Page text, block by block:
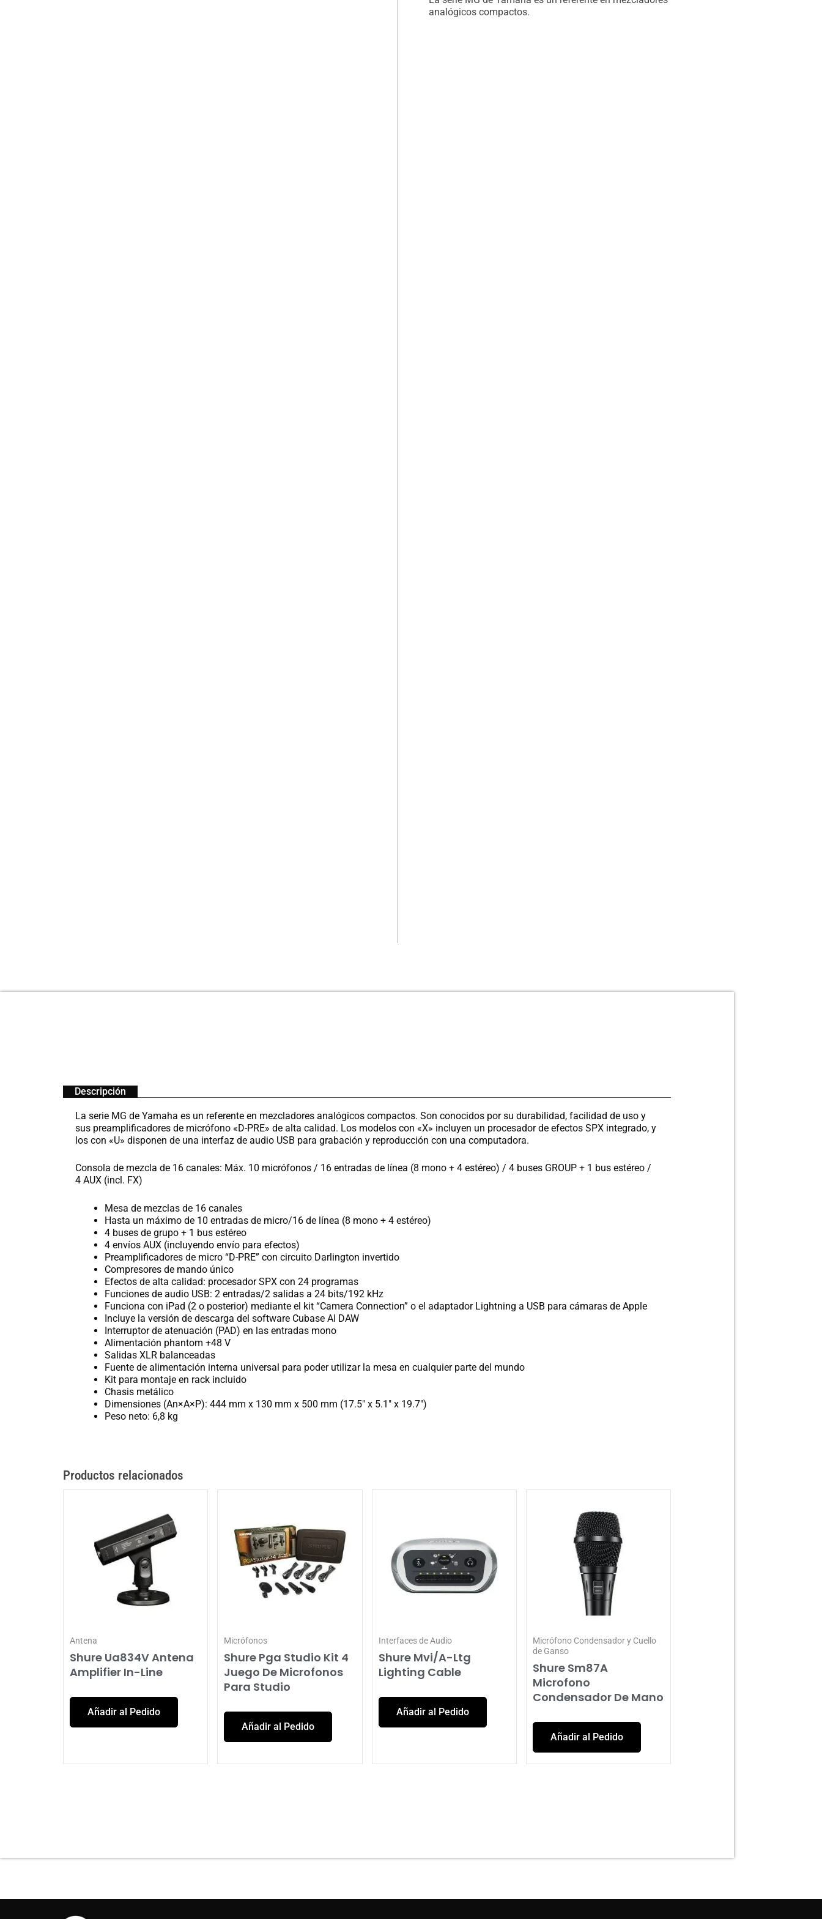
analógicos compactos.
Descripción
La serie MG de Yamaha es un referente en mezcladores analógicos compactos. Son conocidos por su durabilidad, facilidad de uso y
sus preamplificadores de micrófono «D-PRE» de alta calidad. Los modelos con «X» incluyen un procesador de efectos SPX integrado, y
los con «U» disponen de una interfaz de audio USB para grabación y reproducción con una computadora.
Consola de mezcla de 16 canales: Máx. 10 micrófonos / 16 entradas de línea (8 mono + 4 estéreo) / 4 buses GROUP + 1 bus estéreo /
4 AUX (incl. FX)
Mesa de mezclas de 16 canales
Hasta un máximo de 10 entradas de micro/16 de línea (8 mono + 4 estéreo)
4 buses de grupo + 1 bus estéreo
4 envíos AUX (incluyendo envío para efectos)
Preamplificadores de micro “D-PRE” con circuito Darlington invertido
Compresores de mando único
Efectos de alta calidad: procesador SPX con 24 programas
Funciones de audio USB: 2 entradas/2 salidas a 24 bits/192 kHz
Funciona con iPad (2 o posterior) mediante el kit “Camera Connection” o el adaptador Lightning a USB para cámaras de Apple
Incluye la versión de descarga del software Cubase AI DAW
Interruptor de atenuación (PAD) en las entradas mono
Alimentación phantom +48 V
Salidas XLR balanceadas
Fuente de alimentación interna universal para poder utilizar la mesa en cualquier parte del mundo
Kit para montaje en rack incluido
Chasis metálico
Dimensiones (An×A×P): 444 mm x 130 mm x 500 mm (17.5″ x 5.1″ x 19.7″)
Peso neto: 6,8 kg
Productos relacionados
Antena
Shure Ua834V Antena
Amplifier In-Line
Añadir al Pedido
Micrófonos
Shure Pga Studio Kit 4
Juego De Microfonos
Para Studio
Añadir al Pedido
Interfaces de Audio
Shure Mvi/A-Ltg
Lighting Cable
Añadir al Pedido
Micrófono Condensador y Cuello
de Ganso
Shure Sm87A
Microfono
Condensador De Mano
Añadir al Pedido